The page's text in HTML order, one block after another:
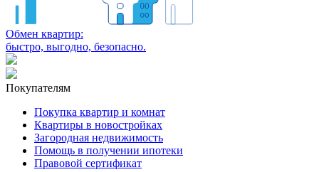
Обмен квартир:
быстро, выгодно, безопасно.
Покупателям
Покупка квартир и комнат
Квартиры в новостройках
Загородная недвижимость
Помощь в получении ипотеки
Правовой сертификат